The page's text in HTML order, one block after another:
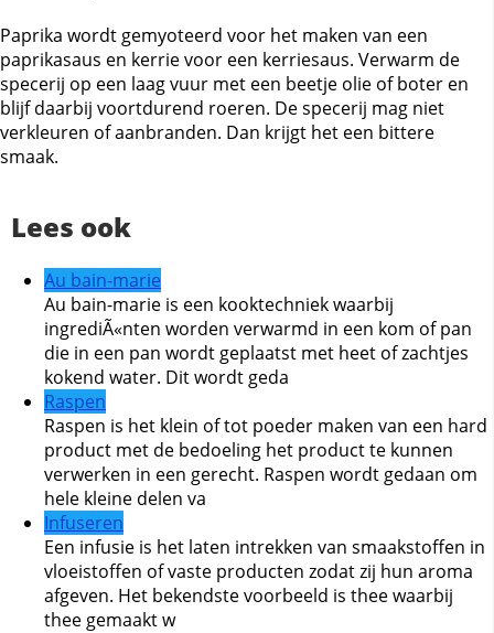
Paprika wordt gemyoteerd voor het maken van een
paprikasaus en kerrie voor een kerriesaus. Verwarm de
specerij op een laag vuur met een beetje olie of boter en
blijf daarbij voortdurend roeren. De specerij mag niet
verkleuren of aanbranden. Dan krijgt het een bittere
smaak.
Lees ook
Au bain-marie
Au bain-marie is een kooktechniek waarbij
ingrediÃ«nten worden verwarmd in een kom of pan
die in een pan wordt geplaatst met heet of zachtjes
kokend water. Dit wordt geda
Raspen
Raspen is het klein of tot poeder maken van een hard
product met de bedoeling het product te kunnen
verwerken in een gerecht. Raspen wordt gedaan om
hele kleine delen va
Infuseren
Een infusie is het laten intrekken van smaakstoffen in
vloeistoffen of vaste producten zodat zij hun aroma
afgeven. Het bekendste voorbeeld is thee waarbij
thee gemaakt w